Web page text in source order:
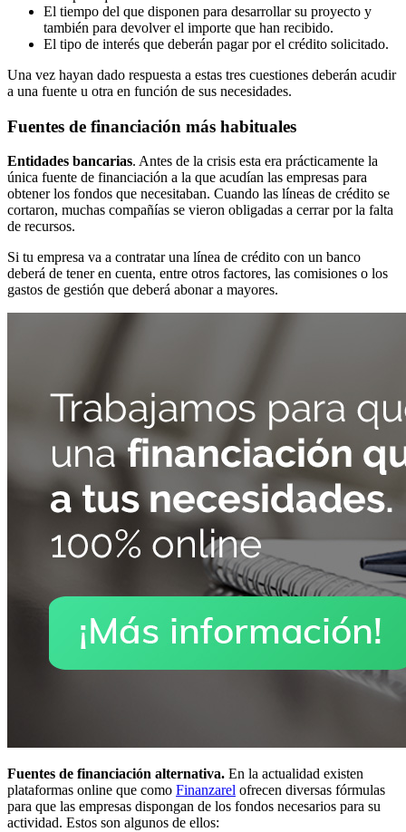
El tiempo del que disponen para desarrollar su proyecto y
también para devolver el importe que han recibido.
El tipo de interés que deberán pagar por el crédito solicitado.
Una vez hayan dado respuesta a estas tres cuestiones deberán acudir
a una fuente u otra en función de sus necesidades.
Fuentes de financiación más habituales
Entidades bancarias. Antes de la crisis esta era prácticamente la
única fuente de financiación a la que acudían las empresas para
obtener los fondos que necesitaban. Cuando las líneas de crédito se
cortaron, muchas compañías se vieron obligadas a cerrar por la falta
de recursos.
Si tu empresa va a contratar una línea de crédito con un banco
deberá de tener en cuenta, entre otros factores, las comisiones o los
gastos de gestión que deberá abonar a mayores.
Fuentes de financiación alternativa. En la actualidad existen
plataformas online que como Finanzarel ofrecen diversas fórmulas
para que las empresas dispongan de los fondos necesarios para su
actividad. Estos son algunos de ellos: